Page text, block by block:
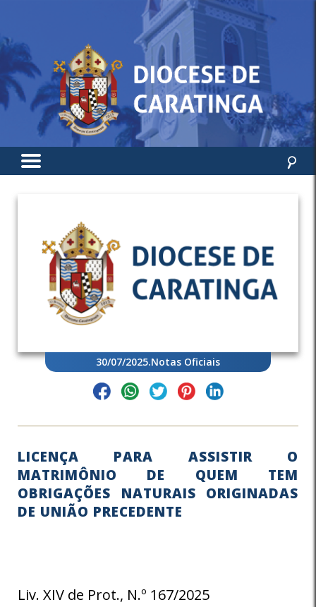
30/07/2025.Notas Oficiais
LICENÇA PARA ASSISTIR O
MATRIMÔNIO DE QUEM TEM
OBRIGAÇÕES NATURAIS ORIGINADAS
DE UNIÃO PRECEDENTE
Liv. XIV de Prot., N.º 167/2025